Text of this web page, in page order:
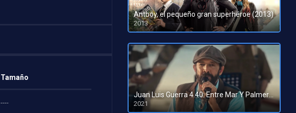
Tamaño
----
Antboy, el pequeño gran superhéroe (2013)
2013
HD 720p
Juan Luis Guerra 4.40: Entre Mar Y Palmeras (2021)
2021
HD 720p